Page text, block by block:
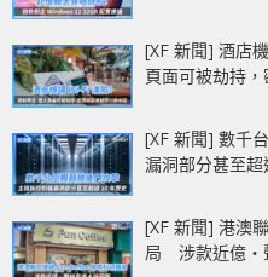
[XF 新聞] 酒店
頁面可被劫持
[XF 新聞] 數千
漏洞部分甚至
[XF 新聞] 港澳
局 涉款近億‧